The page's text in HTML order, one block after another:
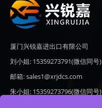
厦门兴锐嘉进出口有限公司
刘小姐: 15359273791(微信同号)
邮箱: sales1@xrjdcs.com
朱小姐: 15359273796(微信同号)